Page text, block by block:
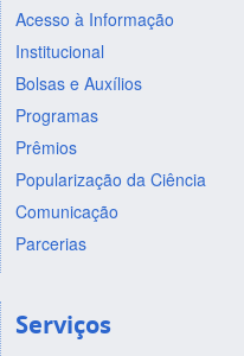
Acesso à Informação
Institucional
Bolsas e Auxílios
Programas
Prêmios
Popularização da Ciência
Comunicação
Parcerias
Serviços